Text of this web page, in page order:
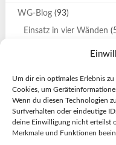
Um dir ein optimales Erlebnis
Cookies, um
Wenn du diesen Technologien
Surfverhalten oder eindeutige
deine Einwilligung nicht erteilst
Merkmale und Funktionen
WG-Blog(93)
Einsatz in vier Wänden
Katrin und Svenja auf
Olessja(2)
Stockholm-Urlaub(4)